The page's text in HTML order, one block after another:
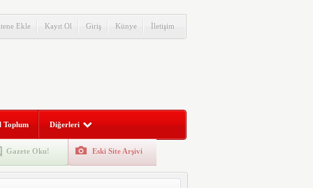
Ekle Kayıt Ol Giriş Künye İletişim
Toplum Diğerleri
Gazete Oku! Eski Site Arşivi